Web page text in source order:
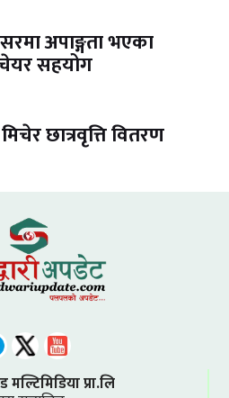
अपाङ्गता भएका
सहयोग
छात्रवृत्ति वितरण
मल्टिमिडिया प्रा.लि